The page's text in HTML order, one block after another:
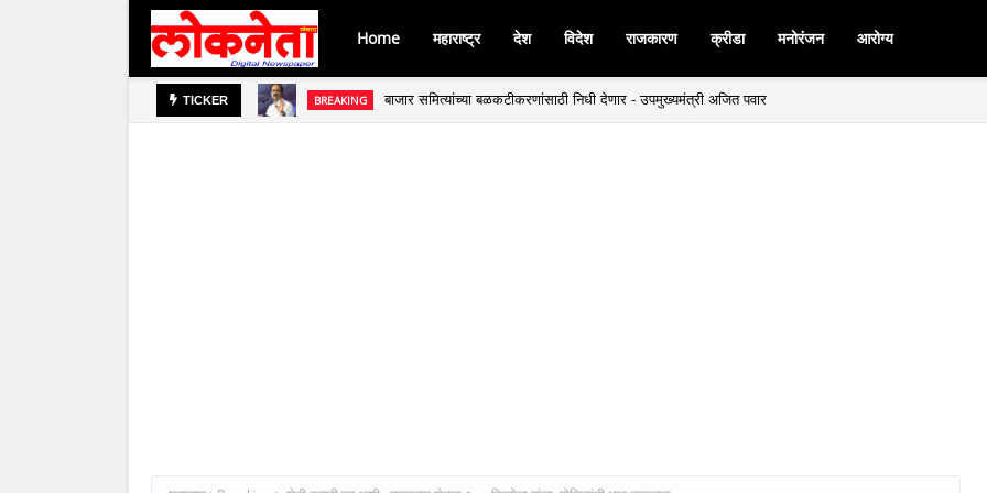
Home महाराष्ट्र देश विदेश राजकारण क्रीडा मनोरंजन आरोग्य
TICKER BREAKING बाजार समित्यांच्या बळकटीकरणांसाठी निधी देणार - उपमुख्यमंत्री अजित पवार